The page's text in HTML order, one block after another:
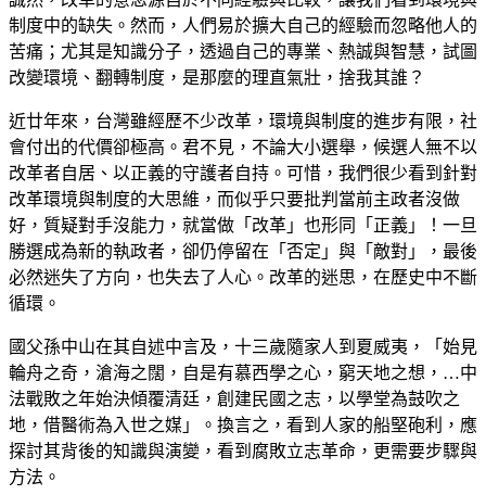
制度中的缺失。然而，人們易於擴大自己的經驗而忽略他人的
苦痛；尤其是知識分子，透過自己的專業、熱誠與智慧，試圖
改變環境、翻轉制度，是那麼的理直氣壯，捨我其誰？
近廿年來，台灣雖經歷不少改革，環境與制度的進步有限，社
會付出的代價卻極高。君不見，不論大小選舉，候選人無不以
改革者自居、以正義的守護者自持。可惜，我們很少看到針對
改革環境與制度的大思維，而似乎只要批判當前主政者沒做
好，質疑對手沒能力，就當做「改革」也形同「正義」！一旦
勝選成為新的執政者，卻仍停留在「否定」與「敵對」，最後
必然迷失了方向，也失去了人心。改革的迷思，在歷史中不斷
循環。
國父孫中山在其自述中言及，十三歲隨家人到夏威夷，「始見
輪舟之奇，滄海之闊，自是有慕西學之心，窮天地之想，…中
法戰敗之年始決傾覆清廷，創建民國之志，以學堂為鼓吹之
地，借醫術為入世之媒」。換言之，看到人家的船堅砲利，應
探討其背後的知識與演變，看到腐敗立志革命，更需要步驟與
方法。